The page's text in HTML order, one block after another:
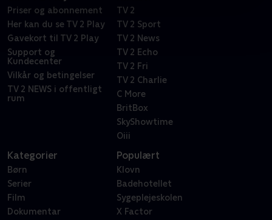
Priser og abonnement
Her kan du se TV 2 Play
Gavekort til TV 2 Play
Support og
Kundecenter
Vilkår og betingelser
TV 2 NEWS i offentligt
rum
TV 2
TV 2 Sport
TV 2 News
TV 2 Echo
TV 2 Fri
TV 2 Charlie
C More
BritBox
SkyShowtime
Oiii
Kategorier
Børn
Serier
Film
Dokumentar
Populært
Klovn
Badehotellet
Sygeplejeskolen
X Factor